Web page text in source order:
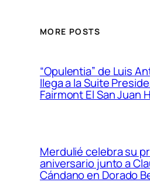
MORE POSTS
“Opulentia” de Luis
llega a la Suite
Fairmont El San Juan
Merdulié celebra su
aniversario junto a
Cándano en Dorado